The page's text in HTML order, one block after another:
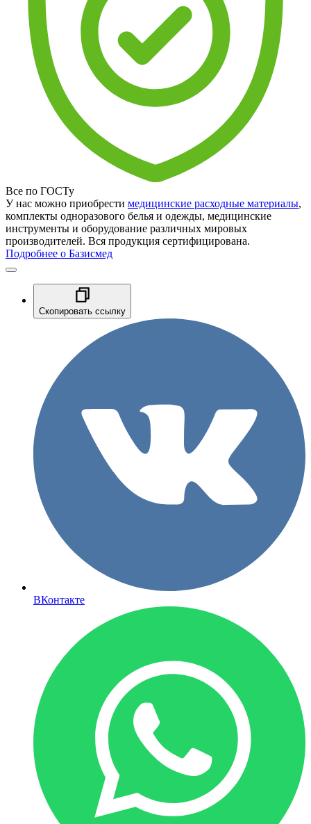
Все по ГОСТу
У нас можно приобрести медицинские расходные материалы,
комплекты одноразового белья и одежды, медицинские
инструменты и оборудование различных мировых
производителей. Вся продукция сертифицирована.
Подробнее о Базисмед
Скопировать ссылку
ВКонтакте